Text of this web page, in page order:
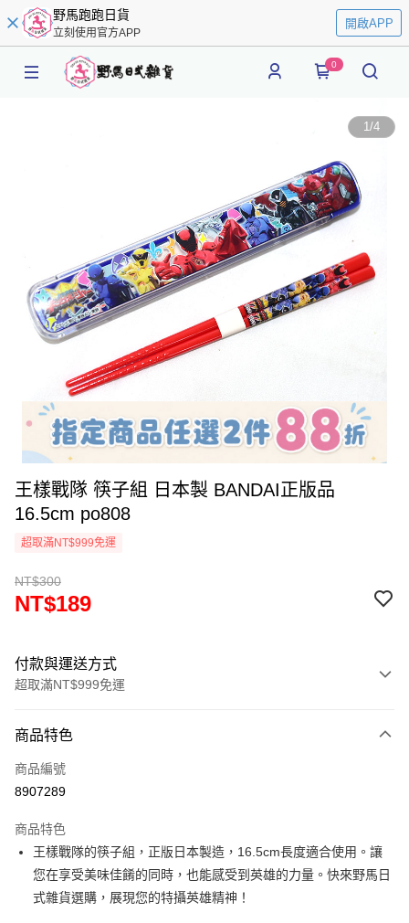
野馬跑跑日貨
立刻使用官方APP
開啟APP
0
1/4
王樣戰隊 筷子組 日本製 BANDAI正版品
16.5cm po808
超取滿NT$999免運
NT$300
NT$189
付款與運送方式
超取滿NT$999免運
信用卡一次付款
信用卡分期付款
合作金庫商業銀行
華南商業銀行
彰化商業銀行
上海商業儲蓄銀行
台北富邦商業銀行
國泰世華商業銀行
兆豐國際商業銀行
超商取貨付款
LINE Pay
商品特色
商品編號
8907289
商品特色
王樣戰隊的筷子組，正版日本製造，16.5cm長度適合使用。讓
您在享受美味佳餚的同時，也能感受到英雄的力量。快來野馬日
式雜貨選購，展現您的特攝英雄精神！